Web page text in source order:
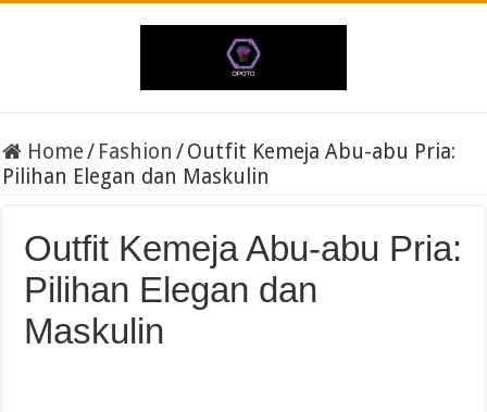
Home/ Fashion /Outfit Kemeja Abu-abu Pria:
Pilihan Elegan dan Maskulin
Outfit Kemeja Abu-abu Pria:
Pilihan Elegan dan
Maskulin